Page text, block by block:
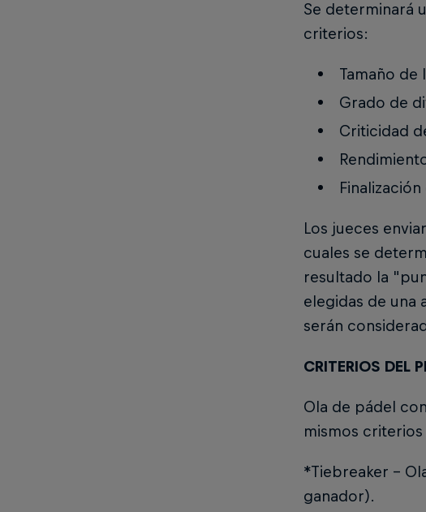
Se determinará
criterios:
Tamaño de
Grado de
Criticidad
Los jueces
cuales se
resultado la
elegidas de una
serán
CRITERIOS DEL
Ola de pádel
mismos
*Tiebreaker -
ganador).